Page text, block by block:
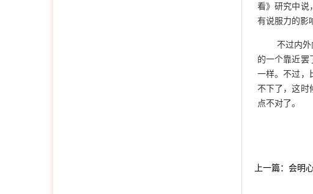
看》研究中说
有说服力的影
不过内
的一个靠近罢
一样。不过，
不下了，这时
点不对了。
上一篇：会明